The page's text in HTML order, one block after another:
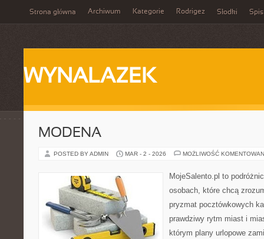
Strona główna Archiwum Kategorie Rodrigez Słodki Spis
WYNALAZEK
MODENA
POSTED BY ADMIN MAR - 2 - 2026 MOŻLIWOŚĆ
MojeSalento.pl to
osobach, które chcą
pryzmat pocztówkowych
prawdziwy rytm miast i
którym plany urlopowe